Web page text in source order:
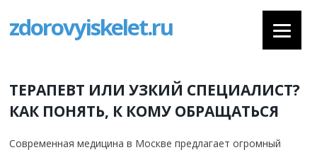
zdorovyiskelet.ru
ТЕРАПЕВТ ИЛИ УЗКИЙ СПЕЦИАЛИСТ?
КАК ПОНЯТЬ, К КОМУ ОБРАЩАТЬСЯ
Современная медицина в Москве предлагает огромный